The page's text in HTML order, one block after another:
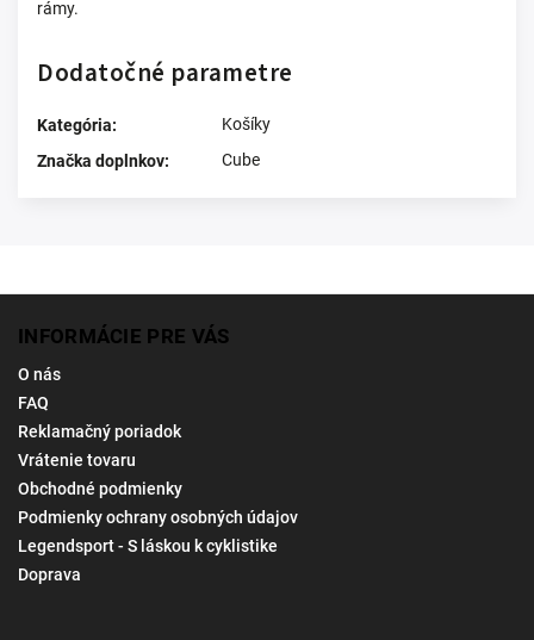
rámy.
Dodatočné parametre
Kategória:
Košíky
Značka doplnkov: Cube
INFORMÁCIE PRE VÁS
O nás
FAQ
Reklamačný poriadok
Vrátenie tovaru
Obchodné podmienky
Podmienky ochrany osobných údajov
Legendsport - S láskou k cyklistike
Doprava